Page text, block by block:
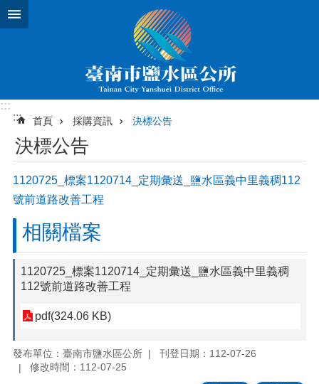
跳到主要內容區塊
:::
:::
首頁 採購資訊 決標公告
決標公告
1120725_標案1120714_定期彙送_鹽水區義中里義稠112
號前道路改善工程
相關檔案
1120725_標案1120714_定期彙送_鹽水區義中里義稠
112號前道路改善工程
pdf(324.06 KB)
發布單位：臺南市鹽水區公所
刊登日期：112-07-26
修改時間：112-07-25